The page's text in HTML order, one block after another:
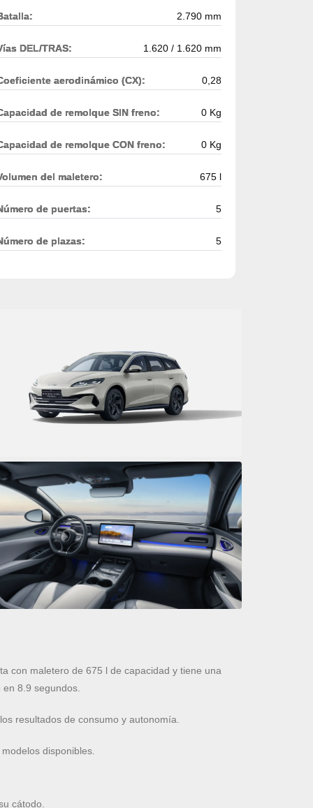
2.790 mm
DEL/TRAS: 1.620 / 1.620 mm
aerodinámico (CX): 0,28
de remolque SIN freno: 0 Kg
de remolque CON freno: 0 Kg
del maletero: 675 l
de puertas: 5
de plazas: 5
con maletero de 675 l de capacidad y tiene una
8.9 segundos.
resultados de consumo y autonomía.
disponibles.
cátodo.